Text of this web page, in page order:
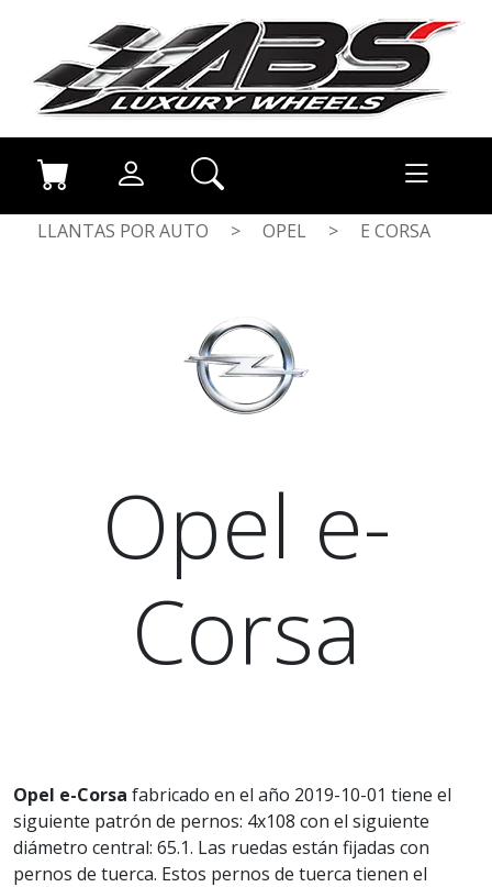
LLANTAS POR AUTO > OPEL > E CORSA
Opel e-
Corsa
Opel e-Corsa fabricado en el año 2019-10-01 tiene el
siguiente patrón de pernos: 4x108 con el siguiente
diámetro central: 65.1. Las ruedas están fijadas con
pernos de tuerca. Estos pernos de tuerca tienen el